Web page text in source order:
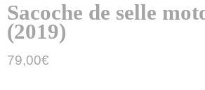
Sacoche de selle
(2019)
79,00€